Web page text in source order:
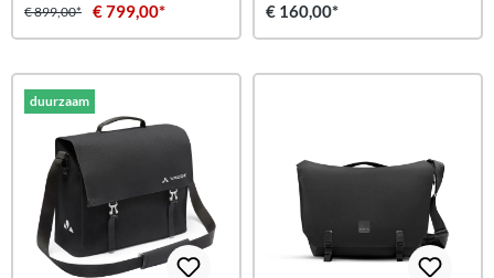
€ 899,00* € 799,00* € 160,00*
duurzaam